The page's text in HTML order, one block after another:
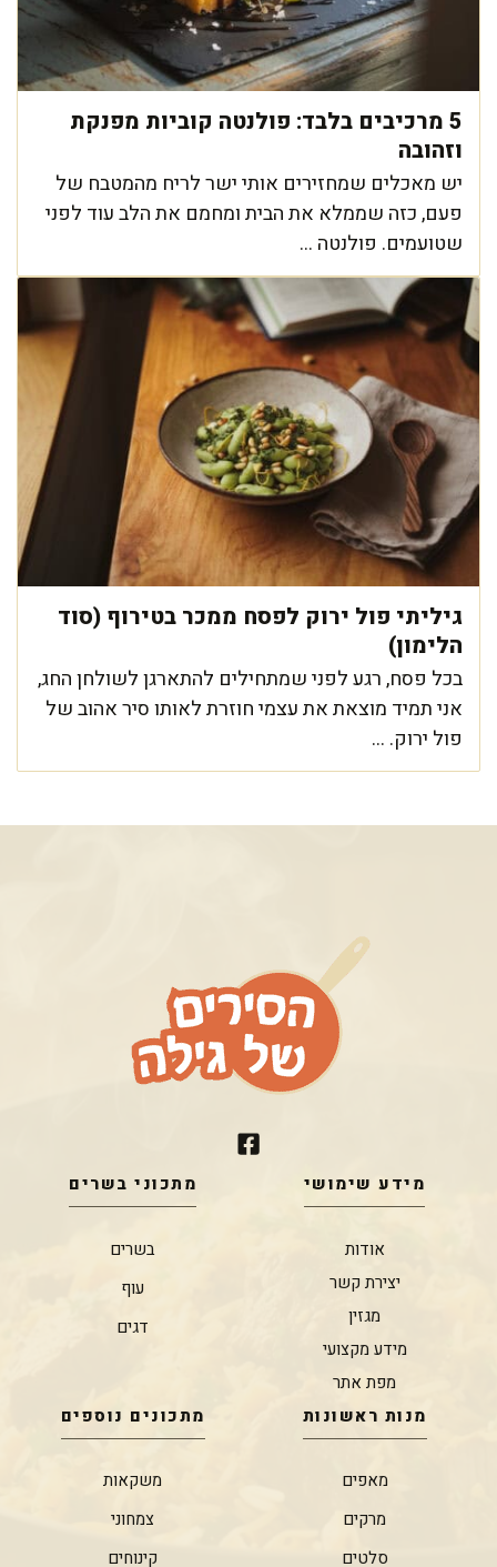
5 מרכיבים בלבד: פולנטה קוביות מפנקת
וזהובה
יש מאכלים שמחזירים אותי ישר לריח מהמטבח של
פעם, כזה שממלא את הבית ומחמם את הלב עוד לפני
שטועמים. פולנטה ...
גיליתי פול ירוק לפסח ממכר בטירוף (סוד
הלימון)
בכל פסח, רגע לפני שמתחילים להתארגן לשולחן החג,
אני תמיד מוצאת את עצמי חוזרת לאותו סיר אהוב של
פול ירוק. ...
מידע שימושי
אודות
יצירת קשר
מגזין
מידע מקצועי
מפת אתר
מתכוני בשרים
בשרים
עוף
דגים
מנות ראשונות
מאפים
מרקים
סלטים
מתכונים נוספים
משקאות
צמחוני
קינוחים